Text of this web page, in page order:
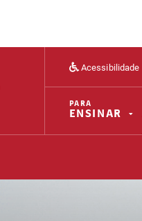
Acessibilidade
PARA
ENSINAR